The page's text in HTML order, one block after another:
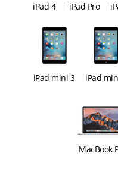
iPad 4 iPad Pro
iPad mini 3 iPad
MacBook